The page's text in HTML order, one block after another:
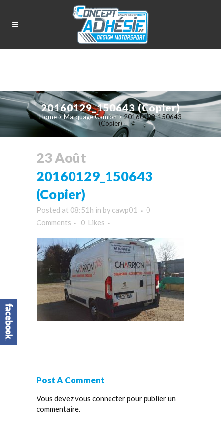
20160129_150643 (Copier)
Home>Marquage Camion>20160129_150643
(Copier)
23 Août
20160129_150643
(Copier)
Posted at 08:51h in by cawp01
0
Comments
0 Likes
Post A Comment
Vous devezvous connecterpour publier un
commentaire.